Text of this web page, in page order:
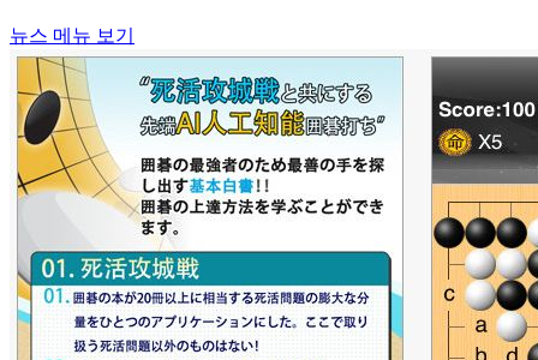
뉴스 메뉴 보기